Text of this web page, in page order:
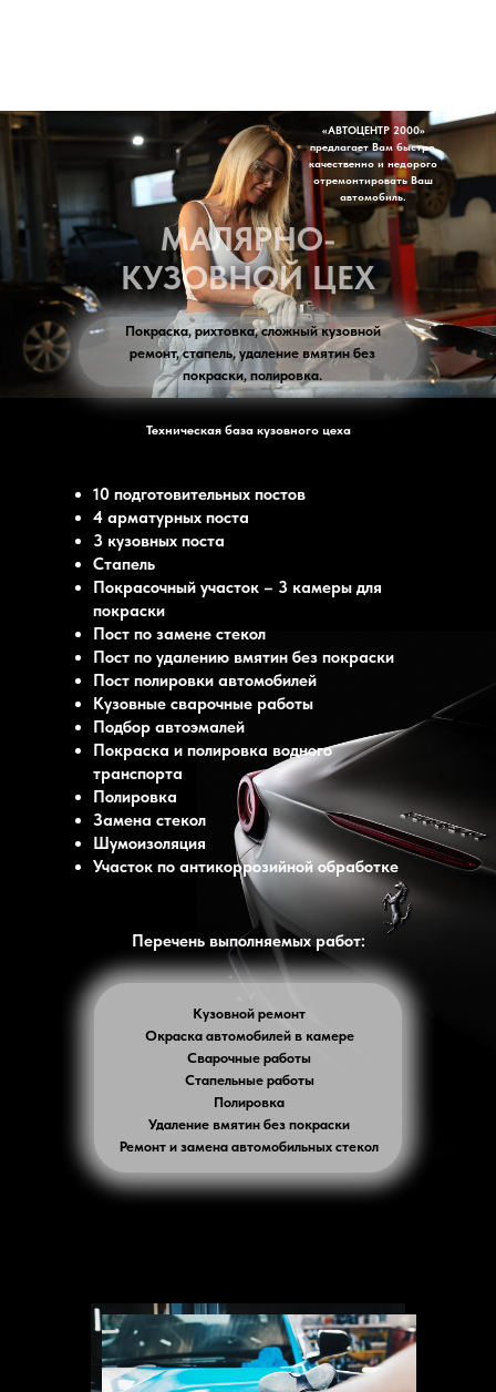
МАЛЯРНО-
КУЗОВНОЙ ЦЕХ
10 подготовительных постов
4 арматурных поста
3 кузовных поста
Стапель
Покрасочный учаcток – 3 камеры для
покраски
Пост по замене стекол
Пост по удалению вмятин без покраски
Пост полировки автомобилей
Кузовные сварочные работы
Подбор автоэмалей
Покраска и полировка водного
транспорта
Полировка
Замена стекол
Шумоизоляция
Участок по антикоррозийной обработке
«АВТОЦЕНТР 2000»
предлагает Вам быстро,
качественно и недорого
отремонтировать Ваш
автомобиль.
Покраска, рихтовка, сложный кузовной
ремонт, стапель, удаление вмятин без
покраски, полировка.
Техническая база кузовного цеха
Кузовной ремонт
Окраска автомобилей в камере
Сварочные работы
Стапельные работы
Полировка
Удаление вмятин без покраски
Ремонт и замена автомобильных стекол
Перечень выполняемых работ: